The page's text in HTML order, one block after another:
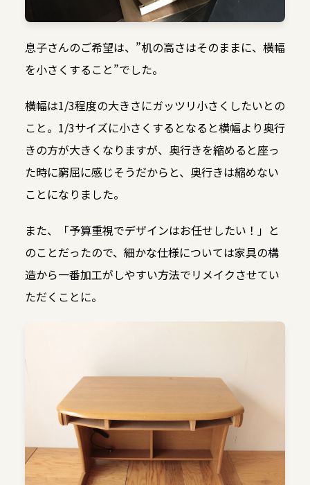
息子さんのご希望は、”机の高さはそのままに、横幅
を小さくすること”でした。
横幅は1/3程度の大きさにガッツリ小さくしたいとの
こと。1/3サイズに小さくするとなると横幅より奥行
きの方が大きくなりますが、奥行きを縮めると座っ
た時に窮屈に感じそうだからと、奥行きは縮めない
ことになりました。
また、「予算重視でデザインはお任せしたい！」と
のことだったので、細かな仕様については家具の構
造から一番加工がしやすい方法でリメイクさせてい
ただくことに。